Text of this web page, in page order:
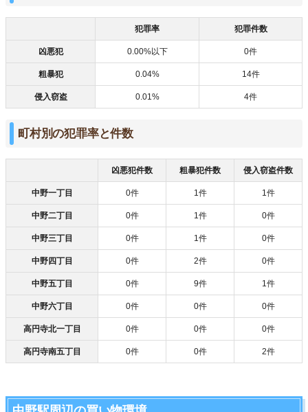
犯罪率 犯罪件数
凶悪犯 0.00%以下 0件
粗暴犯 0.04% 14件
侵入窃盗 0.01% 4件
町村別の犯罪率と件数
凶悪犯件数 粗暴犯件数 侵入窃盗件数
中野一丁目 0件 1件 1件
中野二丁目 0件 1件 0件
中野三丁目 0件 1件 0件
中野四丁目 0件 2件 0件
中野五丁目 0件 9件 1件
中野六丁目 0件 0件 0件
高円寺北一丁目 0件 0件 0件
高円寺南五丁目 0件 0件 2件